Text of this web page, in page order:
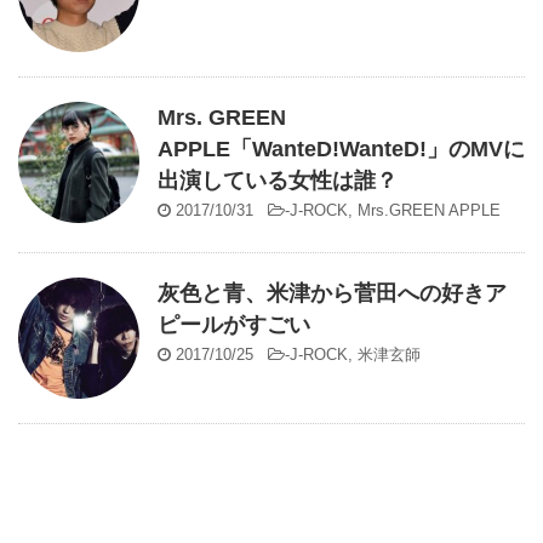
Mrs. GREEN
APPLE「WanteD!WanteD!」のMVに
出演している女性は誰？
2017/10/31 -J-ROCK, Mrs.GREEN APPLE
灰色と青、米津から菅田への好きア
ピールがすごい
2017/10/25 -J-ROCK, 米津玄師